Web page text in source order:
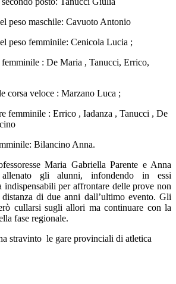
peso maschile: Cavuoto Antonio
peso femminile: Cenicola Lucia ;
femminile : De Maria , Tanucci, Errico,
corsa veloce : Marzano Luca ;
femminile : Errico , Iadanza , Tanucci , De
Bilancino Anna.
Maria Gabriella Parente e Anna
gli alunni, infondendo in essi
indispensabili per affrontare delle prove non
di due anni dall’ultimo evento. Gli
cullarsi sugli allori ma continuare con la
fase regionale.
stravinto le gare provinciali di atletica